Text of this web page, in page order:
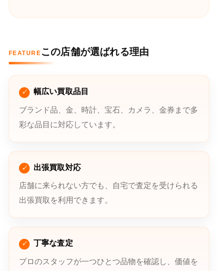
FEATURE この店舗が選ばれる理由
幅広い買取品目
ブランド品、金、時計、宝石、カメラ、金券まで多
彩な品目に対応しています。
出張買取対応
店舗に来られない方でも、自宅で査定を受けられる
出張買取を利用できます。
丁寧な査定
プロのスタッフが一つひとつ品物を確認し、価値を